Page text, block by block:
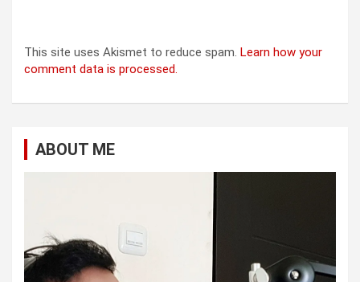
This site uses Akismet to reduce spam. Learn how your
comment data is processed.
ABOUT ME